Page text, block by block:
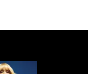
bazują na